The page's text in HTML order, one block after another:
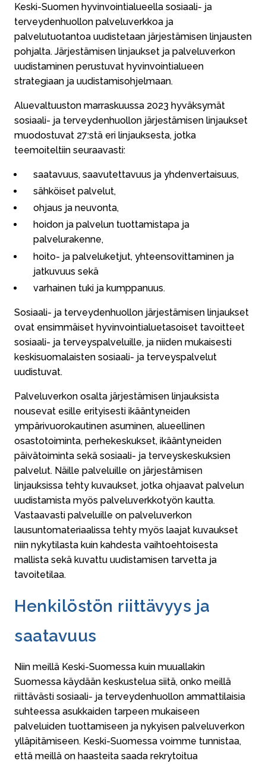
Keski-Suomen hyvinvointialueella sosiaali- ja
terveydenhuollon palveluverkkoa ja
palvelutuotantoa uudistetaan järjestämisen linjausten
pohjalta. Järjestämisen linjaukset ja palveluverkon
uudistaminen perustuvat hyvinvointialueen
strategiaan ja uudistamisohjelmaan.
Aluevaltuuston marraskuussa 2023 hyväksymät
sosiaali- ja terveydenhuollon järjestämisen linjaukset
muodostuvat 27:stä eri linjauksesta, jotka
teemoiteltiin seuraavasti:
saatavuus, saavutettavuus ja yhdenvertaisuus,
sähköiset palvelut,
ohjaus ja neuvonta,
hoidon ja palvelun tuottamistapa ja
palvelurakenne,
hoito- ja palveluketjut, yhteensovittaminen ja
jatkuvuus sekä
varhainen tuki ja kumppanuus.
Sosiaali- ja terveydenhuollon järjestämisen linjaukset
ovat ensimmäiset hyvinvointialuetasoiset tavoitteet
sosiaali- ja terveyspalveluille, ja niiden mukaisesti
keskisuomalaisten sosiaali- ja terveyspalvelut
uudistuvat.
Palveluverkon osalta järjestämisen linjauksista
nousevat esille erityisesti ikääntyneiden
ympärivuorokautinen asuminen, alueellinen
osastotoiminta, perhekeskukset, ikääntyneiden
päivätoiminta sekä sosiaali- ja terveyskeskuksien
palvelut. Näille palveluille on järjestämisen
linjauksissa tehty kuvaukset, jotka ohjaavat palvelun
uudistamista myös palveluverkkotyön kautta.
Vastaavasti palveluille on palveluverkon
lausuntomateriaalissa tehty myös laajat kuvaukset
niin nykytilasta kuin kahdesta vaihtoehtoisesta
mallista sekä kuvattu uudistamisen tarvetta ja
tavoitetilaa.
Henkilöstön riittävyys ja
saatavuus
Niin meillä Keski-Suomessa kuin muuallakin
Suomessa käydään keskustelua siitä, onko meillä
riittävästi sosiaali- ja terveydenhuollon ammattilaisia
suhteessa asukkaiden tarpeen mukaiseen
palveluiden tuottamiseen ja nykyisen palveluverkon
ylläpitämiseen. Keski-Suomessa voimme tunnistaa,
että meillä on haasteita saada rekrytoitua